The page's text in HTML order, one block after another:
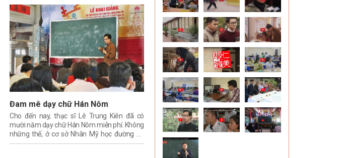
gốm, gỗ... bao gồm nhiều thể loại khác nhau,
có thể là một bài thơ, một câu đối, hoặc giả
có thể là một bài kí dài. Khái niệm văn khắc
gợi mở về trạng huống tồn tại, phương thức
tạo tác văn bản hơn là định danh thể loại văn
học.
Đam mê dạy chữ Hán Nôm
Cho đến nay, thạc sĩ Lê Trung Kiên đã có
mười năm dạy chữ Hán Nôm miễn phí. Không
những thế, ở cơ sở Nhân Mỹ học đường do
anh sáng lập còn tập hợp được nhiều chuyên